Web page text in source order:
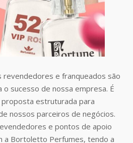
revendedores e franqueados são
o sucesso de nossa empresa. É
estruturada para
nossos parceiros de negócios.
e pontos de apoio
a Bortoletto Perfumes, tendo a